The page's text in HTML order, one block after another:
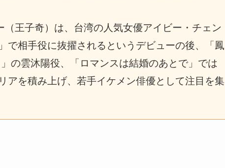
王子奇）は、台湾の人気女優アイビー・チェン
で相手役に抜擢されるというデビューの後、「鳳
の雲沐陽役、「ロマンスは結婚のあとで」では
アを積み上げ、若手イケメン俳優として注目を集